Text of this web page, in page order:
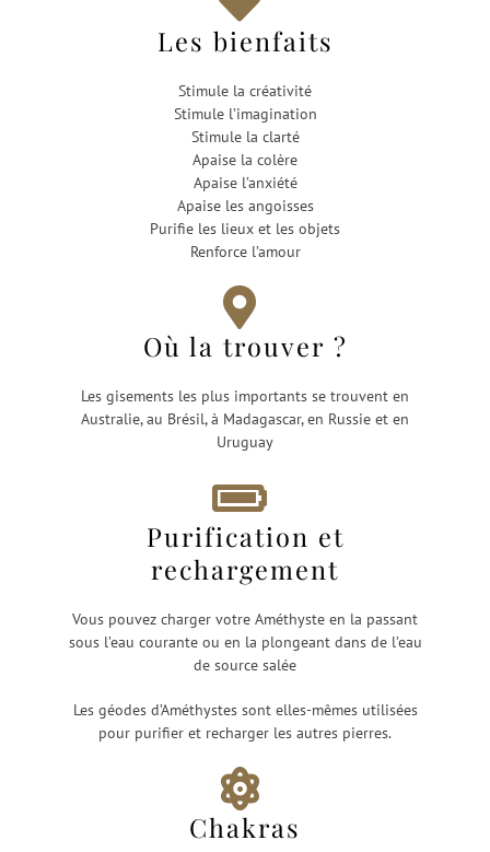
Les bienfaits
Stimule la créativité
Stimule l’imagination
Stimule la clarté
Apaise la colère
Apaise l’anxiété
Apaise les angoisses
Purifie les lieux et les objets
Renforce l’amour
Où la trouver ?
Les gisements les plus importants se trouvent en
Australie, au Brésil, à Madagascar, en Russie et en
Uruguay
Purification et
rechargement
Vous pouvez charger votre Améthyste en la passant
sous l’eau courante ou en la plongeant dans de l’eau
de source salée
Les géodes d’Améthystes sont elles-mêmes utilisées
pour purifier et recharger les autres pierres.
Chakras